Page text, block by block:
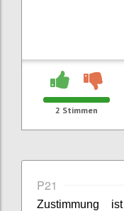
2 Stimmen
P21
Zustimmung